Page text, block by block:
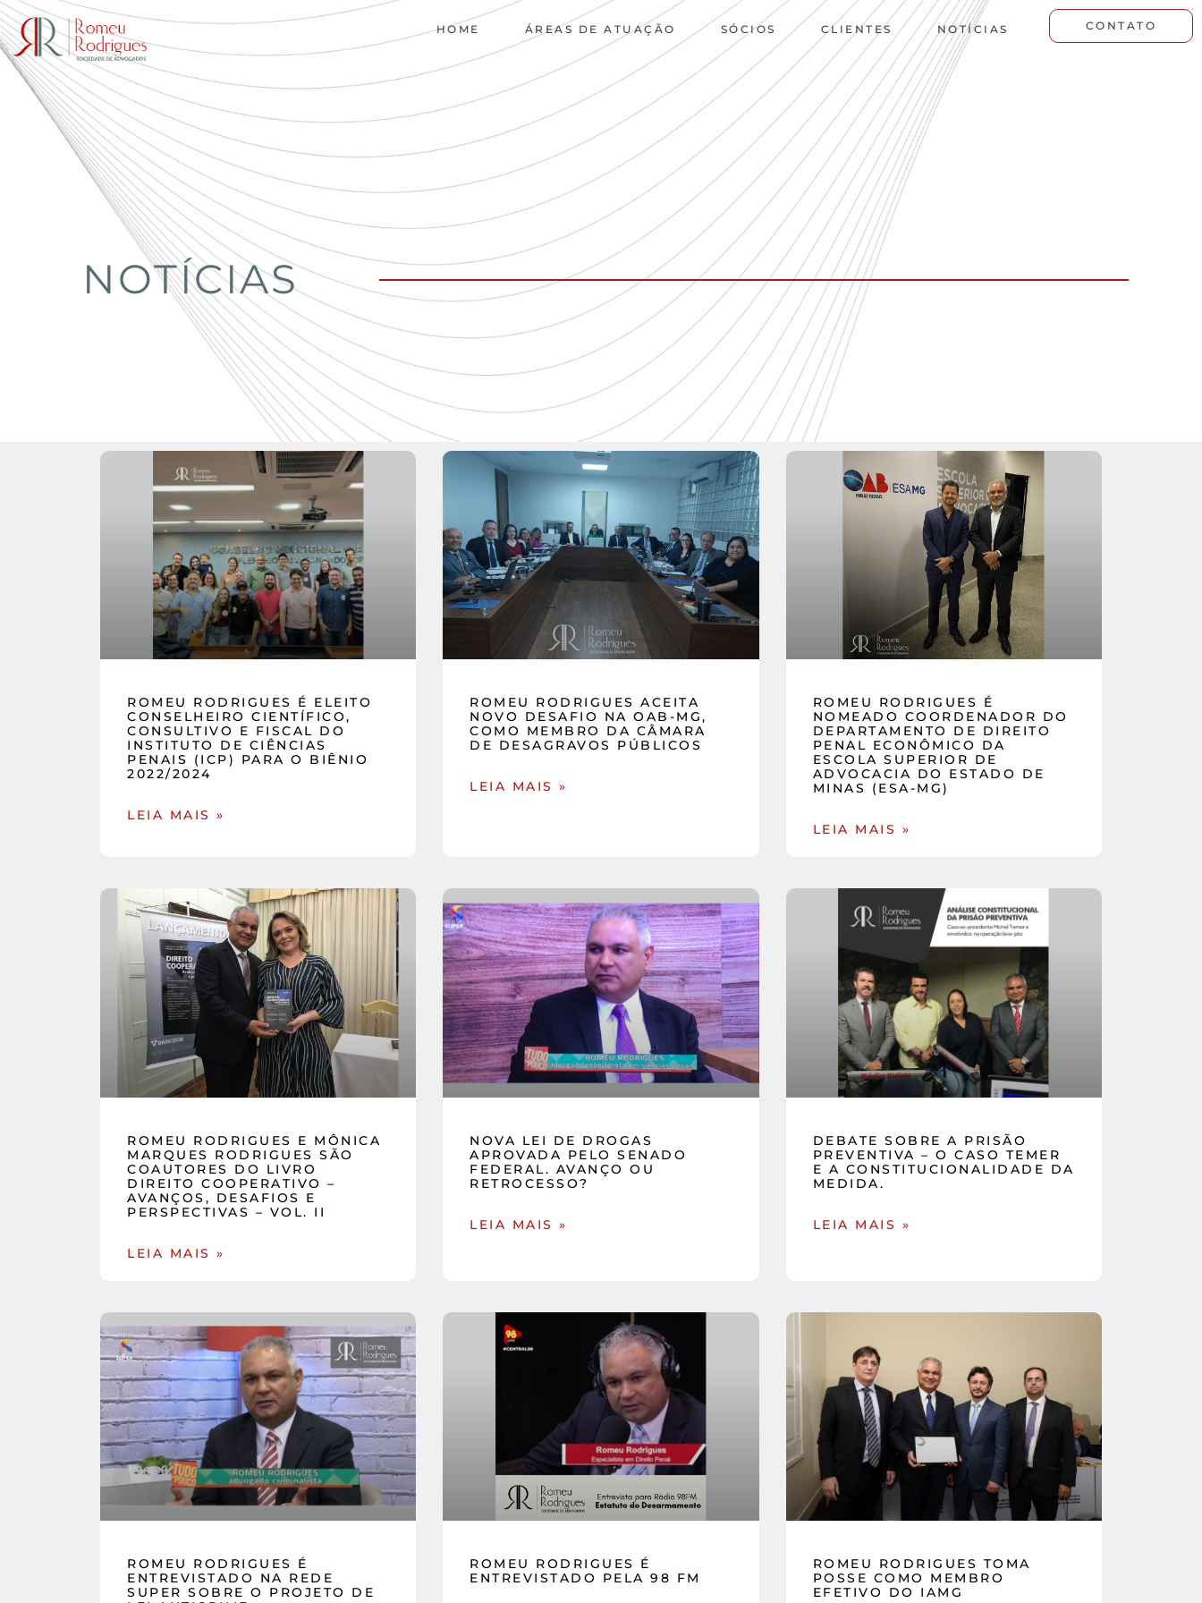
HOME ÁREAS DE ATUAÇÃO SÓCIOS CLIENTES NOTÍCIAS CONTATO
NOTÍCIAS
ROMEU RODRIGUES É ELEITO
CONSELHEIRO CIENTÍFICO,
CONSULTIVO E FISCAL DO
INSTITUTO DE CIÊNCIAS
PENAIS (ICP) PARA O BIÊNIO
2022/2024
LEIA MAIS »
ROMEU RODRIGUES ACEITA
NOVO DESAFIO NA OAB-MG,
COMO MEMBRO DA CÂMARA
DE DESAGRAVOS PÚBLICOS
LEIA MAIS »
ROMEU RODRIGUES É
NOMEADO COORDENADOR DO
DEPARTAMENTO DE DIREITO
PENAL ECONÔMICO DA
ESCOLA SUPERIOR DE
ADVOCACIA DO ESTADO DE
MINAS (ESA-MG)
LEIA MAIS »
ROMEU RODRIGUES E MÔNICA
MARQUES RODRIGUES SÃO
COAUTORES DO LIVRO
DIREITO COOPERATIVO –
AVANÇOS, DESAFIOS E
PERSPECTIVAS – VOL. II
LEIA MAIS »
NOVA LEI DE DROGAS
APROVADA PELO SENADO
FEDERAL. AVANÇO OU
RETROCESSO?
LEIA MAIS »
DEBATE SOBRE A PRISÃO
PREVENTIVA – O CASO TEMER
E A CONSTITUCIONALIDADE DA
MEDIDA.
LEIA MAIS »
ROMEU RODRIGUES É
ENTREVISTADO NA REDE
SUPER SOBRE O PROJETO DE
ROMEU RODRIGUES É
ENTREVISTADO PELA 98 FM
ROMEU RODRIGUES TOMA
POSSE COMO MEMBRO
EFETIVO DO IAMG